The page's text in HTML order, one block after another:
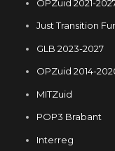
OPZuid 2021-
Just Transition
GLB 2023-2027
OPZuid 2014-
MITZuid
POP3 Brabant
Interreg